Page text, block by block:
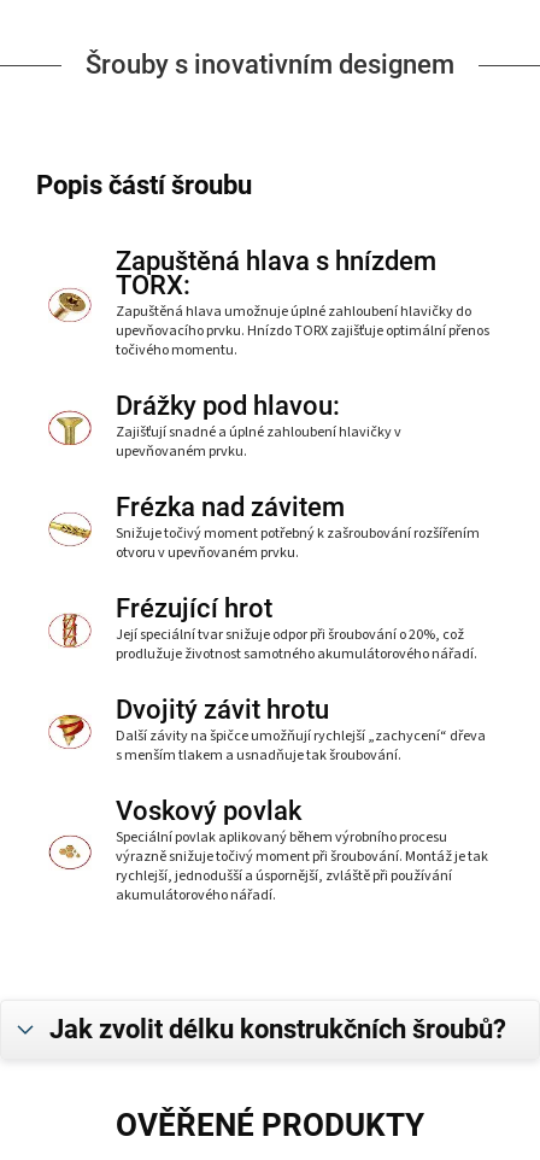
Šrouby s inovativním designem
Popis částí šroubu
Zapuštěná hlava s hnízdem
TORX:
Zapuštěná hlava umožnuje úplné zahloubení hlavičky do
upevňovacího prvku. Hnízdo TORX zajišťuje optimální přenos
točivého momentu.
Drážky pod hlavou:
Zajišťují snadné a úplné zahloubení hlavičky v
upevňovaném prvku.
Frézka nad závitem
Snižuje točivý moment potřebný k zašroubování rozšířením
otvoru v upevňovaném prvku.
Frézující hrot
Její speciální tvar snižuje odpor při šroubování o 20%, což
prodlužuje životnost samotného akumulátorového nářadí.
Dvojitý závit hrotu
Další závity na špičce umožňují rychlejší „zachycení“ dřeva
s menším tlakem a usnadňuje tak šroubování.
Voskový povlak
Speciální povlak aplikovaný během výrobního procesu
výrazně snižuje točivý moment při šroubování. Montáž je tak
rychlejší, jednodušší a úspornější, zvláště při používání
akumulátorového nářadí.
Jak zvolit délku konstrukčních šroubů?
OVĚŘENÉ PRODUKTY